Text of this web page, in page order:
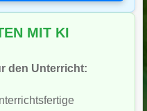
MIT KI
den Unterricht: